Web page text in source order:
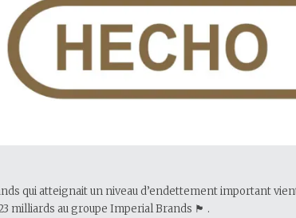
qui atteignait un niveau d’endettement important
milliards au groupe Imperial Brands 🏴󠁧󠁢󠁥󠁮󠁧󠁿 .